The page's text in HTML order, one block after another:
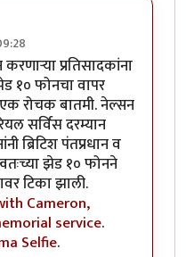
प्रतिसादकांना
१० फोनचा वापर
रोचक बातमी. नेल्सन
सर्विस दरम्यान
ब्रिटिश पंतप्रधान व
झेड १० फोनने
टिका झाली.
Cameron,
service.
Selfie.